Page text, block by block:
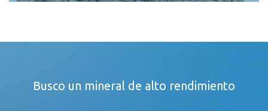
Busco un mineral de alto rendimiento